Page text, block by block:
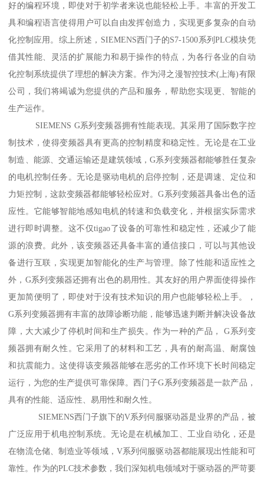
好的编程环境，即使对于初学者来说也能轻松上手。丰富的开发工
具和编程语言使得用户可以自由发挥创造力，实现更多复杂的自动
化控制应用。综上所述，SIEMENS西门子的S7-1500系列PLC模块凭
借其性能、灵活的扩展能力和易于操作的特点，为各行各业的自动
化控制系统提供了理想的解决方案。作为浔之漫智控技术(上海)有限
公司，我们将竭诚为您提供的产品和服务，帮助您实现更、智能的
生产运作。
SIEMENS G系列变频器拥有性能表现。其采用了国际数字控
制技术，使得变频器具有更高的控制精度和稳定性。无论是在工业
制造、能源、交通运输还是建筑领域，G系列变频器都能够胜任复杂
的电机控制任务。无论是驱动电机的启停控制，还是调速、定位和
力矩控制，这款变频器都能够轻松应对。G系列变频器具备出色的适
应性。它能够智能地感知电机的转速和负载变化，并根据实际需求
进行即时调整。这不仅tigao了设备的可靠性和稳定性，还减少了能
源的浪费。此外，该变频器还具备丰富的通信接口，可以与其他设
备进行互联，实现更加智能化的生产与管理。除了性能和适应性之
外，G系列变频器还拥有出色的易用性。其友好的用户界面使得操作
更加简便明了，即使对于没有技术知识的用户也能够轻松上手。，
G系列变频器拥有丰富的故障诊断功能，能够迅速判断并解决设备故
障，大大减少了停机时间和生产损失。作为一种的产品， G系列变
频器拥有耐久性。它采用了的材料和工艺，具有的耐高温、耐腐蚀
和抗震能力。这使得该变频器能够在恶劣的工作环境下长时间稳定
运行，为您的生产提供可靠保障。西门子G系列变频器是一款产品，
具有的性能、适应性、易用性和耐久性。
SIEMENS西门子旗下的V系列伺服驱动器是业界的产品，被
广泛应用于机电控制系统。无论是在机械加工、工业自动化，还是
在物流仓储、制造业等领域，V系列伺服驱动器都能展现出性能和可
靠性。作为的PLC技术参数，我们深知机电领域对于驱动器的严苛要